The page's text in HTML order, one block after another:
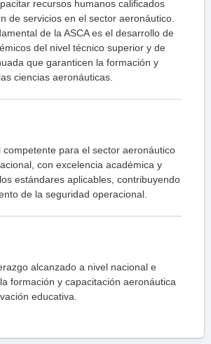
recursos humanos calificados
de servicios en el sector aeronáutico.
de la ASCA es el desarrollo de
del nivel técnico superior y de
que garanticen la formación y
ciencias aeronáuticas.
competente para el sector aeronáutico
con excelencia académica y
estándares aplicables, contribuyendo
de la seguridad operacional.
alcanzado a nivel nacional e
formación y capacitación aeronáutica
educativa.